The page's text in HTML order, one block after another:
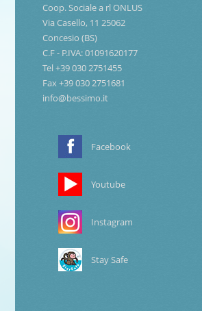
Coop. Sociale a rl ONLUS
Via Casello, 11 25062
Concesio (BS)
C.F - P.IVA: 01091620177
Tel +39 030 2751455
Fax +39 030 2751681
info@bessimo.it
Facebook
Youtube
Instagram
Stay Safe